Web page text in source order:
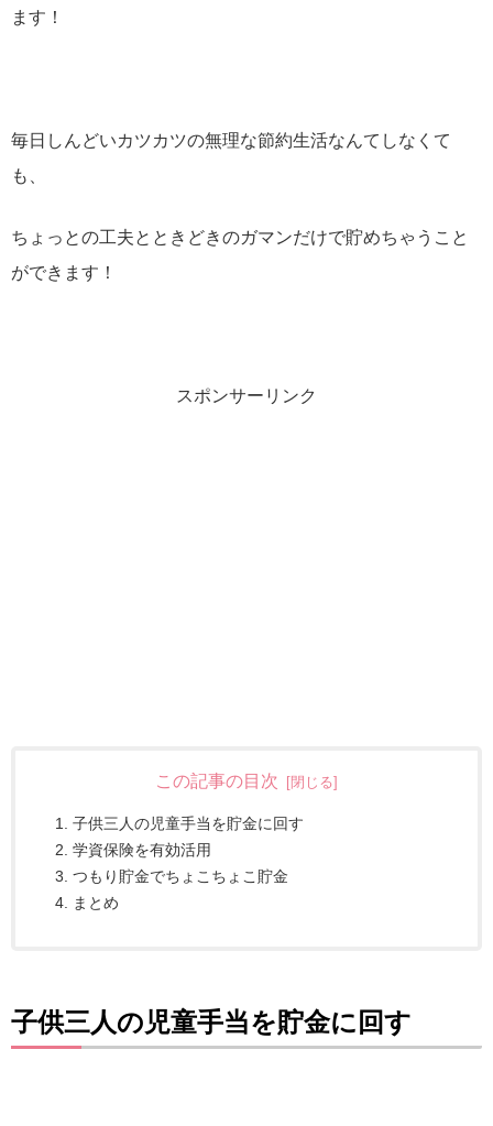
ます！
毎日しんどいカツカツの無理な節約生活なんてしなくて
も、
ちょっとの工夫とときどきのガマンだけで貯めちゃうこと
ができます！
スポンサーリンク
この記事の目次
子供三人の児童手当を貯金に回す
学資保険を有効活用
つもり貯金でちょこちょこ貯金
まとめ
子供三人の児童手当を貯金に回す